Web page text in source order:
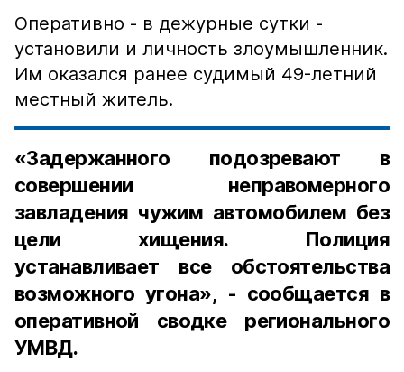
Оперативно - в дежурные сутки -
установили и личность злоумышленник.
Им оказался ранее судимый 49-летний
местный житель.
«Задержанного подозревают в
совершении неправомерного
завладения чужим автомобилем без
цели хищения. Полиция
устанавливает все обстоятельства
возможного угона», - сообщается в
оперативной сводке регионального
УМВД.